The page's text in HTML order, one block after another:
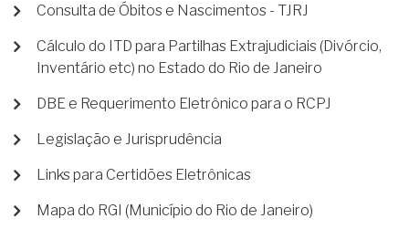
Consulta de Óbitos e Nascimentos - TJRJ
Cálculo do ITD para Partilhas Extrajudiciais (Divórcio,
Inventário etc) no Estado do Rio de Janeiro
DBE e Requerimento Eletrônico para o RCPJ
Legislação e Jurisprudência
Links para Certidões Eletrônicas
Mapa do RGI (Município do Rio de Janeiro)